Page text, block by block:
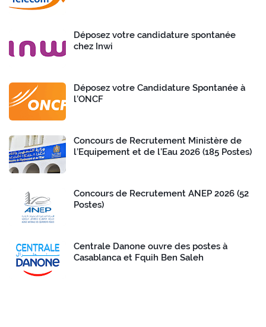
Déposez votre candidature spontanée
chez Inwi
Déposez votre Candidature Spontanée à
l’ONCF
Concours de Recrutement Ministère de
l’Equipement et de l’Eau 2026 (185 Postes)
Concours de Recrutement ANEP 2026 (52
Postes)
Centrale Danone ouvre des postes à
Casablanca et Fquih Ben Saleh